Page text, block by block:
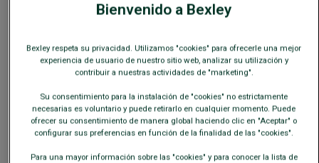
Guía de tallas
− + AÑADIR A LA CESTA
Bienvenido a Bexley
Bexley respeta su privacidad. Utilizamos "cookies" para ofrecerle una mejor
experiencia de usuario de nuestro sitio web, analizar su utilización y
contribuir a nuestras actividades de "marketing".
Su consentimiento para la instalación de "cookies" no estrictamente
necesarias es voluntario y puede retirarlo en cualquier momento. Puede
ofrecer su consentimiento de manera global haciendo clic en "Aceptar" o
configurar sus preferencias en función de la finalidad de las "cookies".
Para una mayor información sobre las "cookies" y para conocer la lista de